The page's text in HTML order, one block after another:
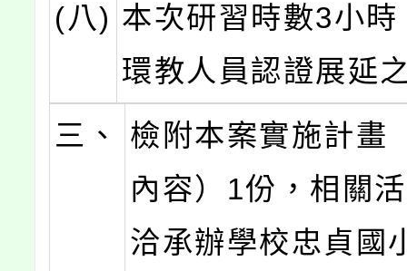
(八) 本次研習時數3小
環教人員認證展延
三、
檢附本案實施計畫
內容）1份，相關
洽承辦學校忠貞國